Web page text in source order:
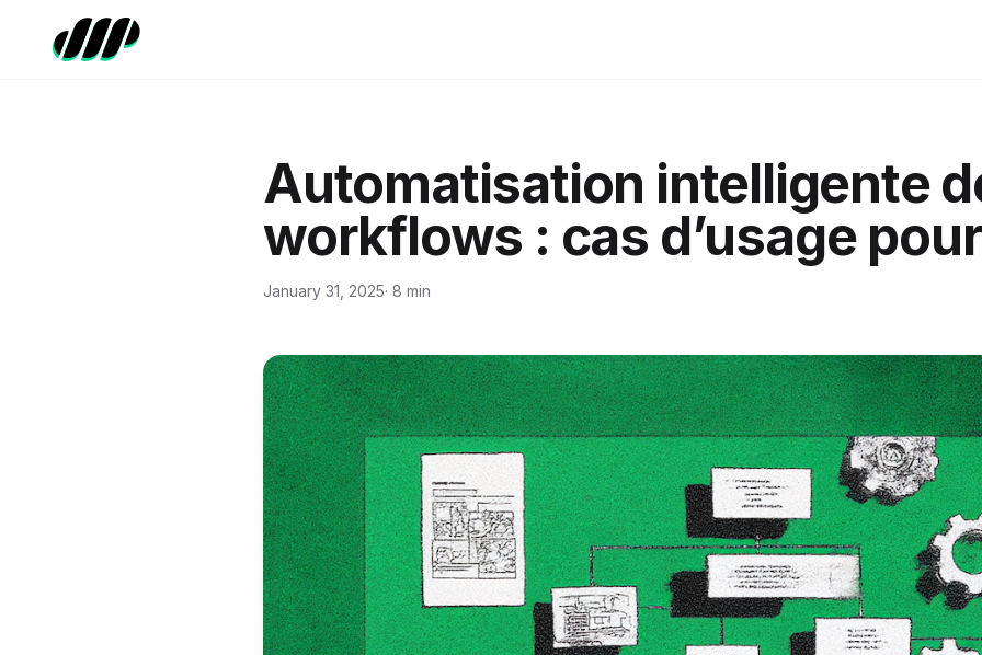
Automatisation intelligente
workflows : cas d’usage
January 31, 2025· 8 min